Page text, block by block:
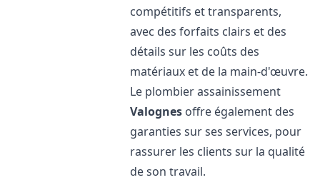
compétitifs et transparents,
avec des forfaits clairs et des
détails sur les coûts des
matériaux et de la main-d'œuvre.
Le plombier assainissement
Valognes offre également des
garanties sur ses services, pour
rassurer les clients sur la qualité
de son travail.